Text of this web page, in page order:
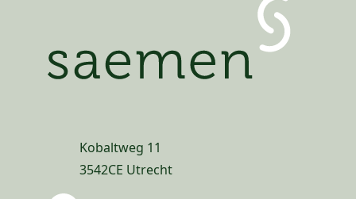
Kobaltweg 11
3542CE Utrecht